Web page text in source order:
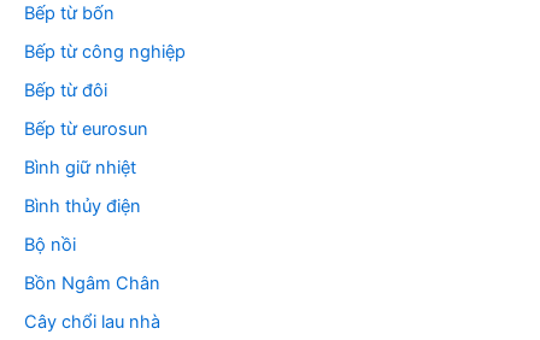
Bếp từ bốn
Bếp từ công nghiệp
Bếp từ đôi
Bếp từ eurosun
Bình giữ nhiệt
Bình thủy điện
Bộ nồi
Bồn Ngâm Chân
Cây chổi lau nhà